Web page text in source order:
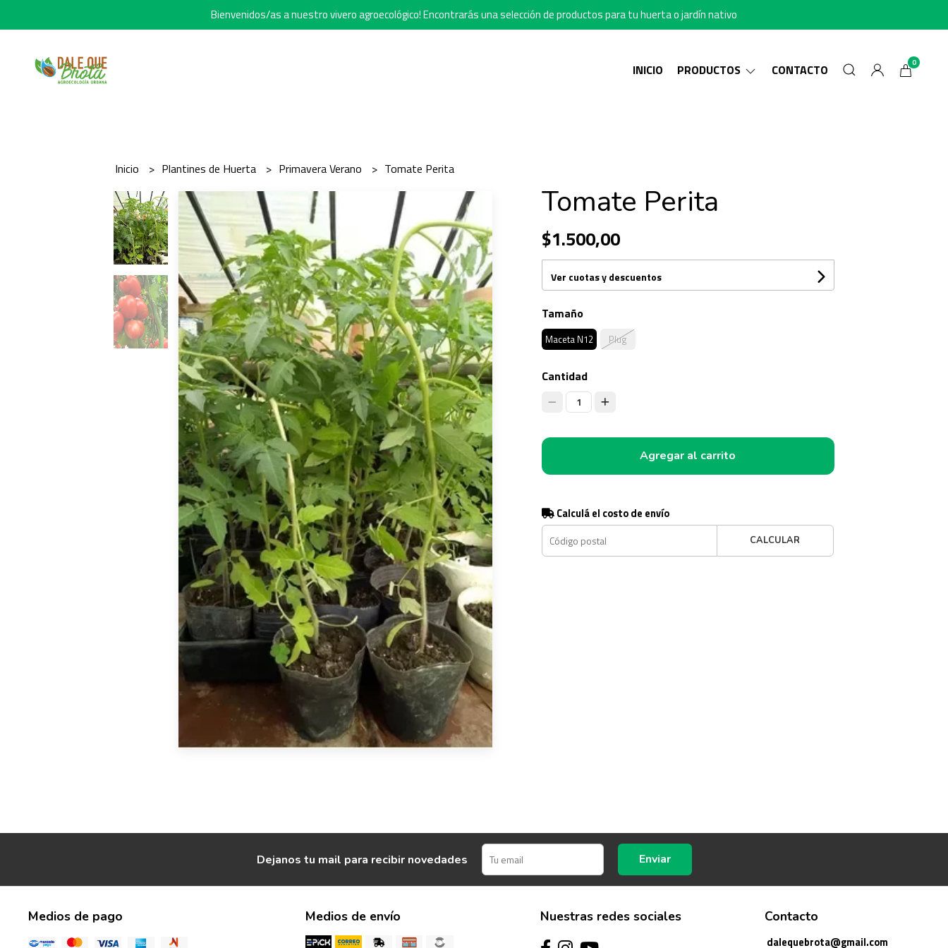
Bienvenidos/as a nuestro vivero agroecológico! Encontrarás una selección de productos para tu huerta o jardín nativo
INICIO PRODUCTOS CONTACTO 0
Inicio Plantines de Huerta Primavera Verano Tomate Perita
Tomate Perita
$1.500,00
Ver cuotas y descuentos
Tamaño
Maceta N12 Plug
Cantidad
1
Agregar al carrito
Calculá el costo de envío
CALCULAR
Dejanos tu mail para recibir novedades Enviar
Medios de pago Medios de envío Nuestras redes sociales Contacto
dalequebrota@gmail.com